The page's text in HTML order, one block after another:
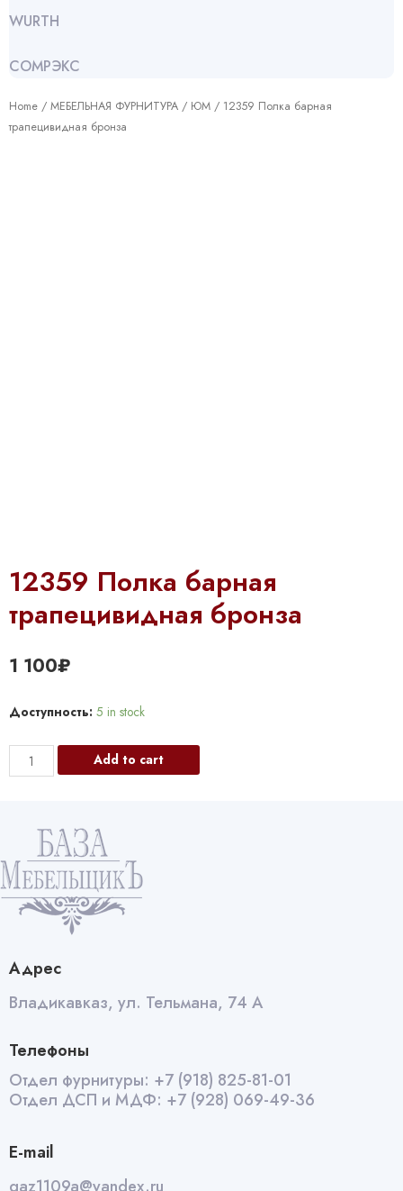
WURTH
СОМРЭКС
Home / МЕБЕЛЬНАЯ ФУРНИТУРА / ЮМ / 12359 Полка барная
трапецивидная бронза
12359 Полка барная
трапецивидная бронза
1 100₽
Доступность: 5 in stock
12359
Полка
бронза
quantity
Add to cart
Адрес
Владикавказ, ул. Тельмана, 74 А
Телефоны
Отдел фурнитуры: +7 (918) 825-81-01
Отдел ДСП и МДФ: +7 (928) 069-49-36
E-mail